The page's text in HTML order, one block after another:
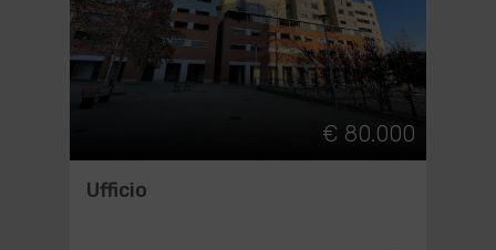
€ 80.000
Ufficio